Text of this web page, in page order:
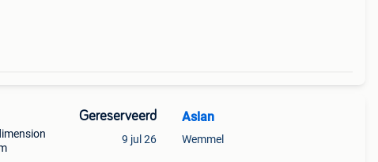
Gereserveerd
9 jul 26
Aslan
Wemmel